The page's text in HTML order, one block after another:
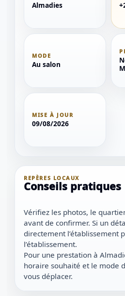
Almadies
MODE
Au salon
MISE À JOUR
09/08/2026
REPÈRES LOCAUX
Conseils pratiques
Vérifiez les photos, le
avant de confirmer. Si un
directement l’établissement
l’établissement.
Pour une prestation à
horaire souhaité et le mode
vous déplacer.